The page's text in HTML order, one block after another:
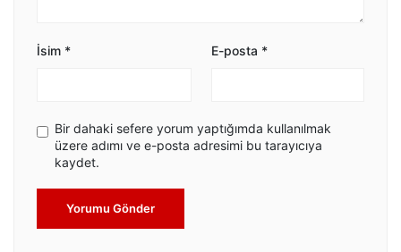
İsim * E-posta *
Bir dahaki sefere yorum yaptığımda kullanılmak
üzere adımı ve e-posta adresimi bu tarayıcıya
kaydet.
Yorumu Gönder